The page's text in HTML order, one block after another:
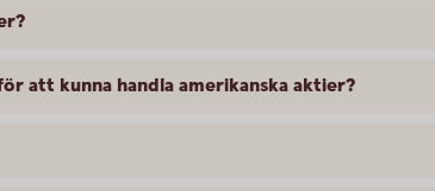
att kunna handla amerikanska aktier?